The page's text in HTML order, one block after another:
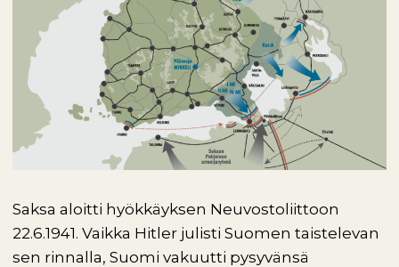
Saksa aloitti hyökkäyksen Neuvostoliittoon
22.6.1941. Vaikka Hitler julisti Suomen taistelevan
sen rinnalla, Suomi vakuutti pysyvänsä